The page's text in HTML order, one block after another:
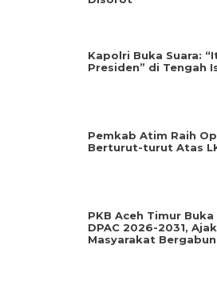
Kapolri Buka Suara:
Presiden” di Tengah
Pemkab Atim Raih
Berturut-turut Atas
PKB Aceh Timur
DPAC 2026-2031,
Masyarakat